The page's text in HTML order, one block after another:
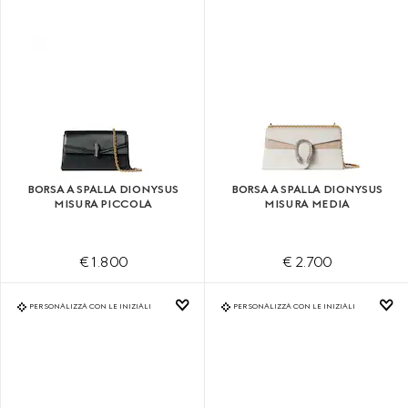
BORSA A SPALLA DIONYSUS
MISURA PICCOLA
€ 1.800
BORSA A SPALLA DIONYSUS
MISURA MEDIA
€ 2.700
PERSONALIZZA CON LE INIZIALI PERSONALIZZA CON LE INIZIALI